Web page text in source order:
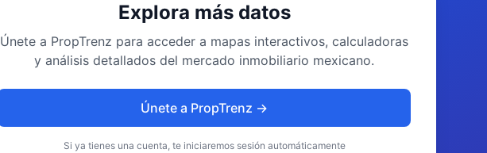
Explora más datos
Únete a PropTrenz para acceder a mapas interactivos, calculadoras
y análisis detallados del mercado inmobiliario mexicano.
Únete a PropTrenz →
Si ya tienes una cuenta, te iniciaremos sesión automáticamente